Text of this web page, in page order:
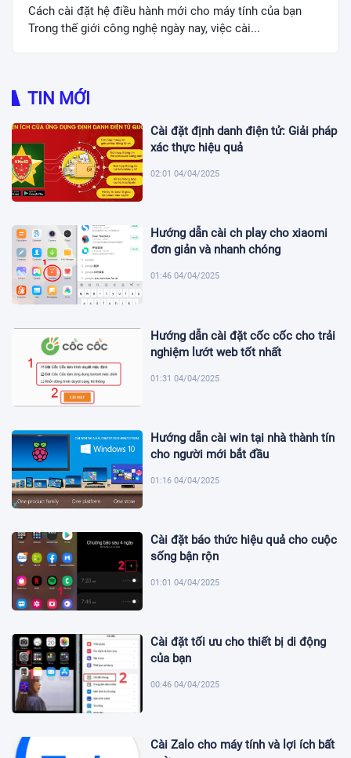
Cách cài đặt hệ điều hành mới cho máy tính của bạn
Trong thế giới công nghệ ngày nay, việc cài...
TIN MỚI
Cài đặt định danh điện tử: Giải pháp
xác thực hiệu quả
02:01 04/04/2025
Hướng dẫn cài ch play cho xiaomi
đơn giản và nhanh chóng
01:46 04/04/2025
Hướng dẫn cài đặt cốc cốc cho trải
nghiệm lướt web tốt nhất
01:31 04/04/2025
Hướng dẫn cài win tại nhà thành tín
cho người mới bắt đầu
01:16 04/04/2025
Cài đặt báo thức hiệu quả cho cuộc
sống bận rộn
01:01 04/04/2025
Cài đặt tối ưu cho thiết bị di động
của bạn
00:46 04/04/2025
Cài Zalo cho máy tính và lợi ích bất